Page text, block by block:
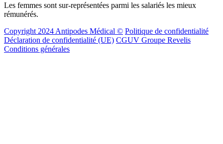
Les femmes sont sur-représentées parmi les salariés les mieux
rémunérés.
Copyright 2024 Antipodes Médical © Politique de confidentialité
Déclaration de confidentialité (UE) CGUV Groupe Revelis
Conditions générales